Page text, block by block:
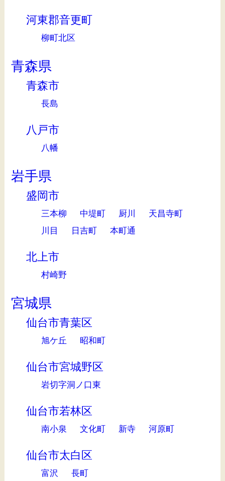
河東郡音更町
柳町北区
青森県
青森市
長島
八戸市
八幡
岩手県
盛岡市
三本柳 中堤町 厨川
天昌寺町
川目
日吉町 本町通
北上市
村崎野
宮城県
仙台市青葉区
旭ケ丘 昭和町
仙台市宮城野区
岩切字洞ノ口東
仙台市若林区
南小泉 文化町 新寺 河原町
仙台市太白区
富沢 長町